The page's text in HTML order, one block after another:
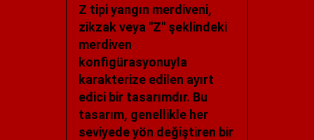
Z tipi yangın merdiveni,
zikzak veya "Z" şeklindeki
merdiven
konfigürasyonuyla
karakterize edilen ayırt
edici bir tasarımdır. Bu
tasarım, genellikle her
seviyede yön değiştiren bir